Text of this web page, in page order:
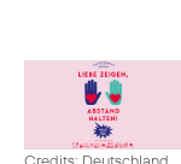
Credits: Deutschland